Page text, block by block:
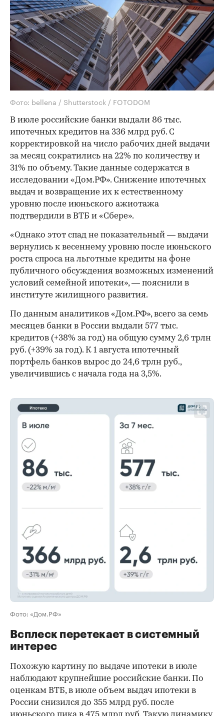
Фото: bellena / Shutterstock / FOTODOM
В июле российские банки выдали 86 тыс.
ипотечных кредитов на 336 млрд руб. С
корректировкой на число рабочих дней выдачи
за месяц сократились на 22% по количеству и
31% по объему. Такие данные содержатся в
исследовании «Дом.РФ». Снижение ипотечных
выдач и возвращение их к естественному
уровню после июньского ажиотажа
подтвердили в ВТБ и «Сбере».
«Однако этот спад не показательный — выдачи
вернулись к весеннему уровню после июньского
роста спроса на льготные кредиты на фоне
публичного обсуждения возможных изменений
условий семейной ипотеки», — пояснили в
институте жилищного развития.
По данным аналитиков «Дом.РФ», всего за семь
месяцев банки в России выдали 577 тыс.
кредитов (+38% за год) на общую сумму 2,6 трлн
руб. (+39% за год). К 1 августа ипотечный
портфель банков вырос до 24,6 трлн руб.,
увеличившись с начала года на 3,5%.
Фото: «Дом.РФ»
Всплеск перетекает в системный
интерес
Похожую картину по выдаче ипотеки в июле
наблюдают крупнейшие российские банки. По
оценкам ВТБ, в июле объем выдач ипотеки в
России снизился до 355 млрд руб. после